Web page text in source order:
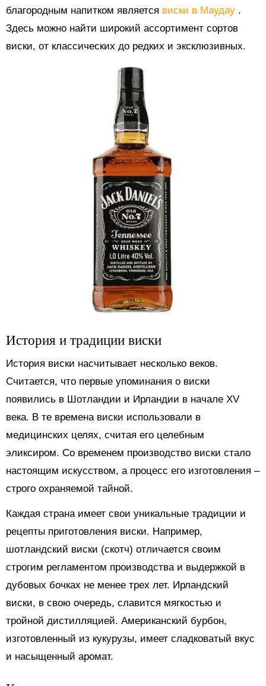
благородным напитком является виски в Маудау .
Здесь можно найти широкий ассортимент сортов
виски, от классических до редких и эксклюзивных.
История и традиции виски
История виски насчитывает несколько веков.
Считается, что первые упоминания о виски
появились в Шотландии и Ирландии в начале XV
века. В те времена виски использовали в
медицинских целях, считая его целебным
эликсиром. Со временем производство виски стало
настоящим искусством, а процесс его изготовления –
строго охраняемой тайной.
Каждая страна имеет свои уникальные традиции и
рецепты приготовления виски. Например,
шотландский виски (скотч) отличается своим
строгим регламентом производства и выдержкой в
дубовых бочках не менее трех лет. Ирландский
виски, в свою очередь, славится мягкостью и
тройной дистилляцией. Американский бурбон,
изготовленный из кукурузы, имеет сладковатый вкус
и насыщенный аромат.